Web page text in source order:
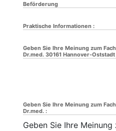
Beförderung
Praktische Informationen :
Geben Sie Ihre Meinung zum
Dr.med. 30161 Hannover-Oststadt
Geben Sie Ihre Meinung zum
Dr.med. :
Geben Sie Ihre